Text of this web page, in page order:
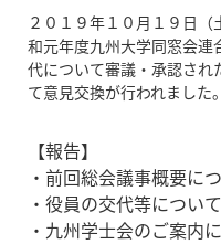
２０１９年１０月１９日
和元年度九州大学同窓会連
代について審議・承認され
て意見交換が行われました。
【報告】
・前回総会議事概要に
・役員の交代等について
・九州学士会のご案内